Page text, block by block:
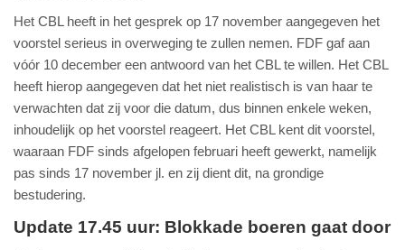
Het CBL heeft in het gesprek op 17 november aangegeven het
voorstel serieus in overweging te zullen nemen. FDF gaf aan
vóór 10 december een antwoord van het CBL te willen. Het CBL
heeft hierop aangegeven dat het niet realistisch is van haar te
verwachten dat zij voor die datum, dus binnen enkele weken,
inhoudelijk op het voorstel reageert. Het CBL kent dit voorstel,
waaraan FDF sinds afgelopen februari heeft gewerkt, namelijk
pas sinds 17 november jl. en zij dient dit, na grondige
bestudering.
Update 17.45 uur: Blokkade boeren gaat door